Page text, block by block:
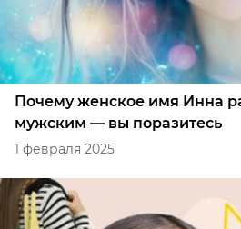
Почему женское имя Инна
мужским — вы поразитесь
1 февраля 2025